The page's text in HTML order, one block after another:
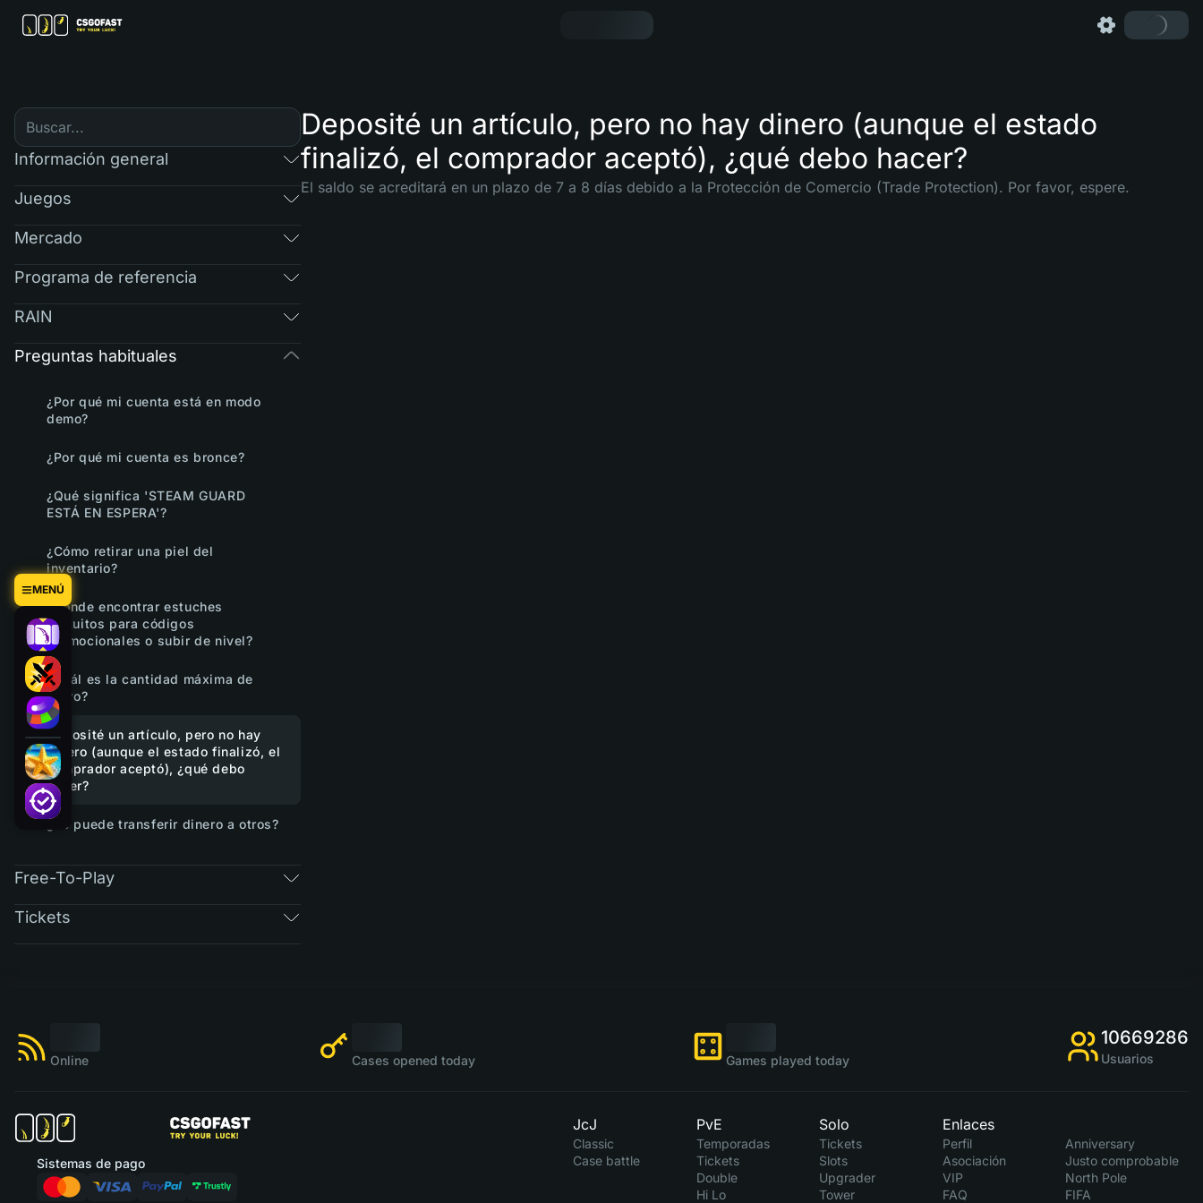
MENÚ
Información general
Juegos
Mercado
Programa de referencia
RAIN
Preguntas habituales
¿Por qué mi cuenta está en modo
demo?
¿Por qué mi cuenta es bronce?
¿Qué significa 'STEAM GUARD
ESTÁ EN ESPERA'?
¿Cómo retirar una piel del
inventario?
¿Dónde encontrar estuches
gratuitos para códigos
promocionales o subir de nivel?
¿Cuál es la cantidad máxima de
retiro?
Deposité un artículo, pero no hay
dinero (aunque el estado finalizó, el
comprador aceptó), ¿qué debo
hacer?
¿Se puede transferir dinero a otros?
Free-To-Play
Tickets
Deposité un artículo, pero no hay dinero (aunque el estado
finalizó, el comprador aceptó), ¿qué debo hacer?
El saldo se acreditará en un plazo de 7 a 8 días debido a la Protección de Comercio (Trade Protection). Por favor, espere.
Online Cases opened today Games played today
10669286
Usuarios
Sistemas de pago
JcJ
Classic
Case battle
PvE
Temporadas
Tickets
Double
Hi Lo
Solo
Tickets
Slots
Upgrader
Tower
Enlaces
Perfil
Asociación
VIP
FAQ
Anniversary
Justo comprobable
North Pole
FIFA